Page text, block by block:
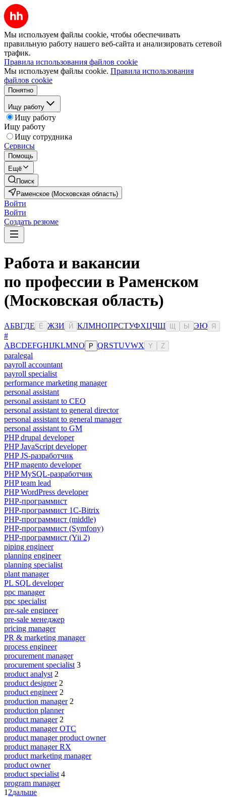
Мы используем файлы cookie, чтобы обеспечивать
правильную работу нашего веб-сайта и анализировать сетевой
трафик.
Правила использования файлов cookie
Мы используем файлы cookie. Правила использования
файлов cookie
Понятно
Ищу работу
Ищу работу
Ищу работу
Ищу сотрудника
Сервисы
Помощь
Ещё
Поиск
Раменское (Московская область)
Войти
Войти
Создать резюме
Работа и вакансии
по профессии в Раменском
(Московская область)
АБВГДЕ Ё ЖЗИ Й КЛМНОПРСТУФХЦЧШ Ы ЭЮ Я
#
ABCDEFGHIJKLMNO P QRSTUVWX Y Z
paralegal
payroll accountant
payroll specialist
performance marketing manager
personal assistant
personal assistant to CEO
personal assistant to general director
personal assistant to general manager
personal assistant to GM
PHP drupal developer
PHP JavaScript developer
PHP JS-разработчик
PHP magento developer
PHP MySQL-разработчик
PHP team lead
PHP WordPress developer
PHP-программист
PHP-программист 1C-Bitrix
PHP-программист (middle)
PHP-программист (Symfony)
PHP-программист (Yii 2)
piping engineer
planning engineer
planning specialist
plant manager
PL SQL developer
ppc manager
ppc specialist
pre-sale engineer
pre-sale менеджер
pricing manager
PR & marketing manager
process engineer
procurement manager
procurement specialist 3
product analyst 2
product designer 2
product engineer 2
production manager 2
production planner
product manager 2
product manager OTC
product manager product owner
product manager RX
product marketing manager
product owner
product specialist 4
program manager
1 2дальше